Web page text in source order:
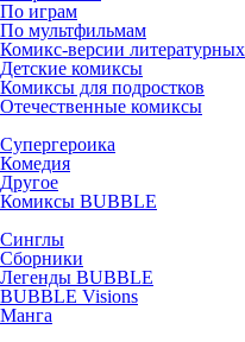
По играм
По мультфильмам
Комикс-версии
Детские комиксы
Комиксы для подростков
Отечественные комиксы
Супергероика
Комедия
Другое
Комиксы BUBBLE
Синглы
Сборники
Легенды BUBBLE
BUBBLE Visions
Манга